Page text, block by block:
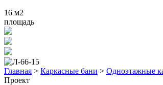
16 м2
площадь
Главная > Каркасные бани > Одноэтажные
Проект